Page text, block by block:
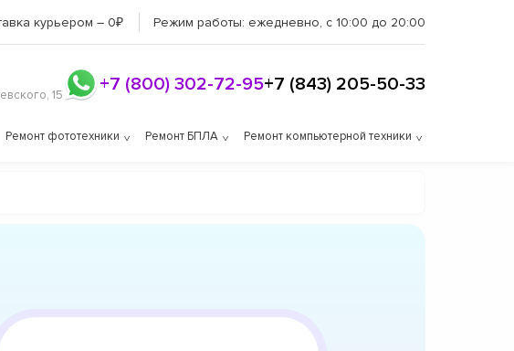
курьером – 0₽ Режим работы: ежедневно, с 10:00 до 20:00
15 +7 (800) 302-72-95+7 (843) 205-50-33
Ремонт фототехники Ремонт БПЛА Ремонт компьютерной техники